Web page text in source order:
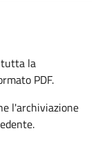
tutta la
PDF.
l'archiviazione